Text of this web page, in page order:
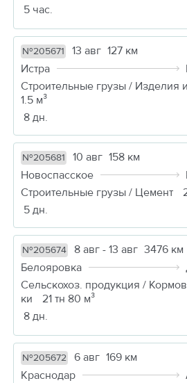
5 час.
№205671 13 авг 127 км
Истра
Строительные грузы / Изделия
1.5 м³
8 дн.
№205681 10 авг 158 км
Новоспасское
Строительные грузы / Цемент
5 дн.
№205674 8 авг - 13 авг 3476 км
Белояровка
Сельскохоз. продукция /
ки
21 тн 80 м³
8 дн.
№205672 6 авг 169 км
Краснодар